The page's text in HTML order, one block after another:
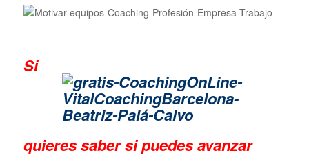
Si
quieres saber si puedes avanzar